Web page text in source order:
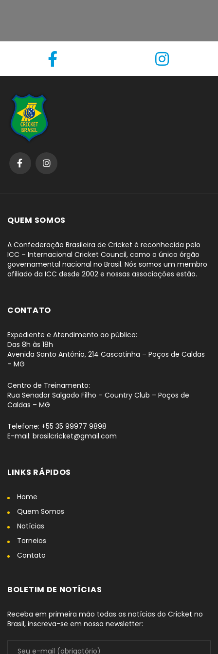
QUEM SOMOS
A Confederação Brasileira de Cricket é reconhecida pelo
ICC – Internacional Cricket Council, como o único órgão
governamental nacional no Brasil. Nós somos um membro
afiliado da ICC desde 2002 e nossas associações estão.
CONTATO
Expediente e Atendimento ao público:
Das 8h às 18h
Avenida Santo Antônio, 214 Cascatinha – Poços de Caldas
– MG
Centro de Treinamento:
Rua Senador Salgado Filho – Country Club – Poços de
Caldas – MG
Telefone: +55 35 99977 9898
E-mail: brasilcricket@gmail.com
LINKS RÁPIDOS
Home
Quem Somos
Notícias
Torneios
Contato
BOLETIM DE NOTÍCIAS
Receba em primeira mão todas as notícias do Cricket no
Brasil, inscreva-se em nossa newsletter: